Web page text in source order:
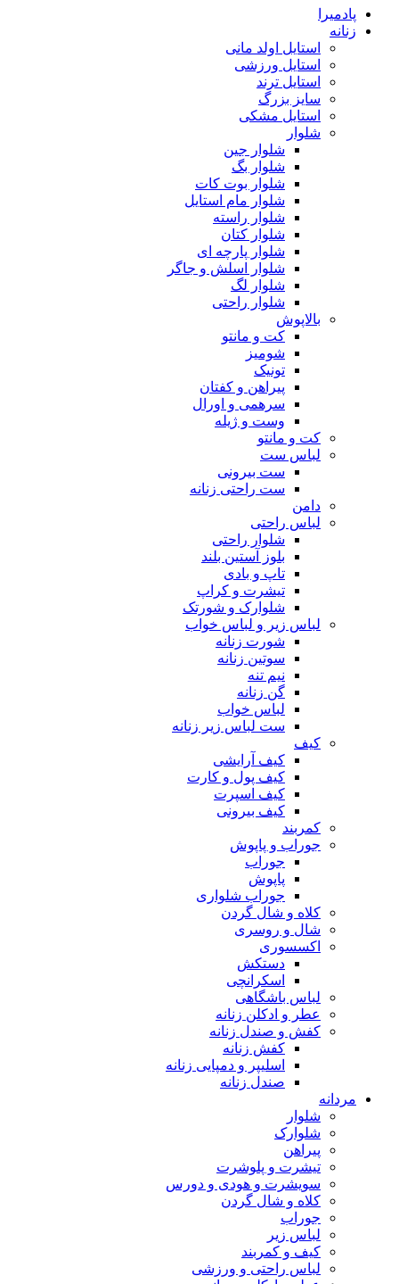
پادمیرا
زنانه
استایل اولد مانی
استایل ورزشی
استایل ترند
سایز بزرگ
استایل مشکی
شلوار
شلوار جین
شلوار بگ
شلوار بوت کات
شلوار مام استایل
شلوار راسته
شلوار کتان
شلوار پارچه ای
شلوار اسلش و جاگر
شلوار لگ
شلوار راحتی
بالاپوش
کت و مانتو
شومیز
تونیک
پیراهن و کفتان
سرهمی و اورال
وست و ژیله
کت و مانتو
لباس ست
ست بیرونی
ست راحتی زنانه
دامن
لباس راحتی
شلوار راحتی
بلوز آستین بلند
تاپ و بادی
تیشرت و کراپ
شلوارک و شورتک
لباس زیر و لباس خواب
شورت زنانه
سوتین زنانه
نیم تنه
گن زنانه
لباس خواب
ست لباس زیر زنانه
کیف
کیف آرایشی
کیف پول و کارت
کیف اسپرت
کیف بیرونی
کمربند
جوراب و پاپوش
جوراب
پاپوش
جوراب شلواری
کلاه و شال گردن
شال و روسری
اکسسوری
دستکش
اسکرانچی
لباس باشگاهی
عطر و ادکلن زنانه
کفش و صندل زنانه
کفش زنانه
اسلیپر و دمپایی زنانه
صندل زنانه
مردانه
شلوار
شلوارک
پیراهن
تیشرت و پلوشرت
سویشرت و هودی و دورس
کلاه و شال گردن
جوراب
لباس زیر
کیف و کمربند
لباس راحتی و ورزشی